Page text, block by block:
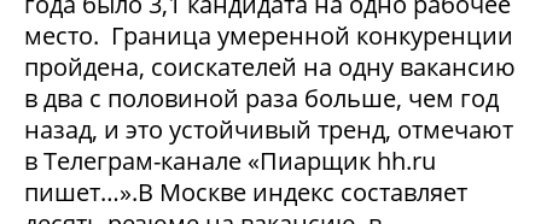
место. Граница умеренной конкуренции
пройдена, соискателей на одну вакансию
в два с половиной раза больше, чем год
назад, и это устойчивый тренд, отмечают
в Телеграм-канале «Пиарщик hh.ru
пишет…».В Москве индекс составляет